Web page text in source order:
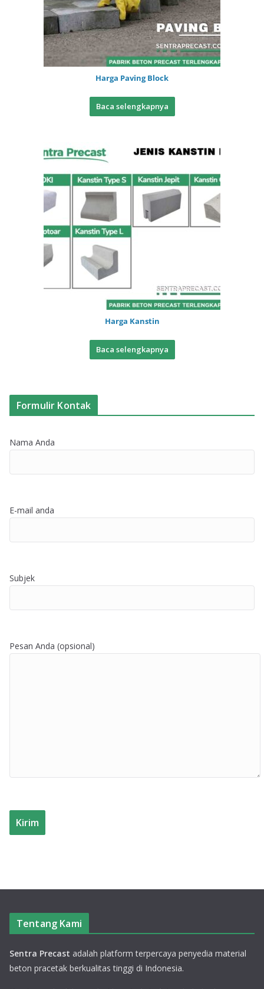
Harga Paving Block
Baca selengkapnya
Harga Kanstin
Baca selengkapnya
Formulir Kontak
Nama Anda
E-mail anda
Subjek
Pesan Anda (opsional)
Tentang Kami
Sentra Precast adalah platform terpercaya penyedia material
beton pracetak berkualitas tinggi di Indonesia.